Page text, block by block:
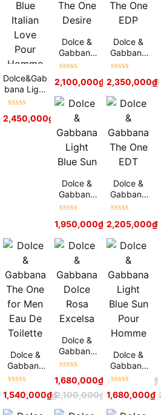
₫
3,500,000
Dolce&Gab
bana Light
Blue Italian
Homme
hạng5sao 3,200,000
2,450,000₫
Dolce &
Gabbana
The One
hạng5sao 3,000,000₫
2,100,000₫
Dolce &
Gabbana
The One
hạng5sao
2,350,000₫
Dolce &
Gabbana
Light Blue
hạng5sao 3,000,000₫
1,950,000₫
Dolce &
Gabbana
The One
hạng5sao
2,205,000₫
3,500,000₫
Dolce &
Gabbana
The One
Eau De
Toilette
hạng5sao 2,100,000₫
1,540,000₫
Dolce &
Gabbana
Dolce Rosa
hạng5sao 2,500,000 ₫
1,680,000₫
Dolce &
Gabbana
Light Blue
Homme
hạng5sao
1,680,000₫